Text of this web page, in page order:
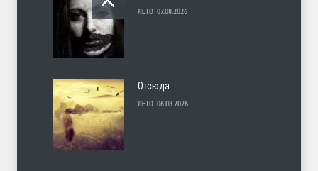
ЛЕТО 07.08.2026
Отсюда
ЛЕТО 06.08.2026